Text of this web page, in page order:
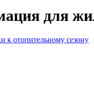
для
к отопительному сезону